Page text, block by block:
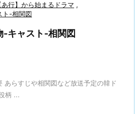
あ行】から始まるドラマ ,
ト-相関図
キャスト-相関図
らすじや相関図など放送予定の韓ド
柄 ...